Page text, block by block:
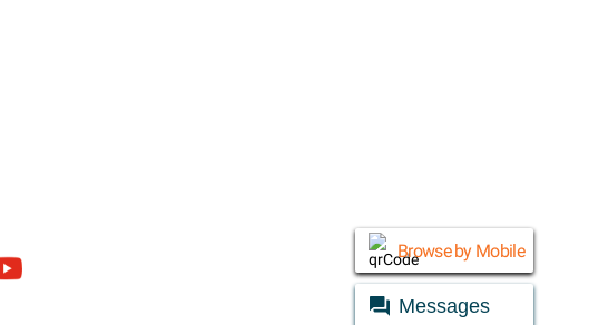
Browse by Mobile
Messages